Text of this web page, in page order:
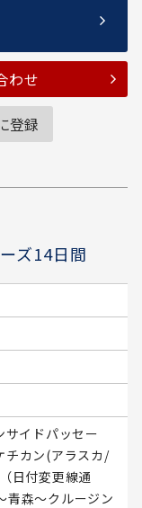
わせ
登録
ズ14日間
イドパッセー
チカン(アラスカ/
日付変更線通
青森～クルージン